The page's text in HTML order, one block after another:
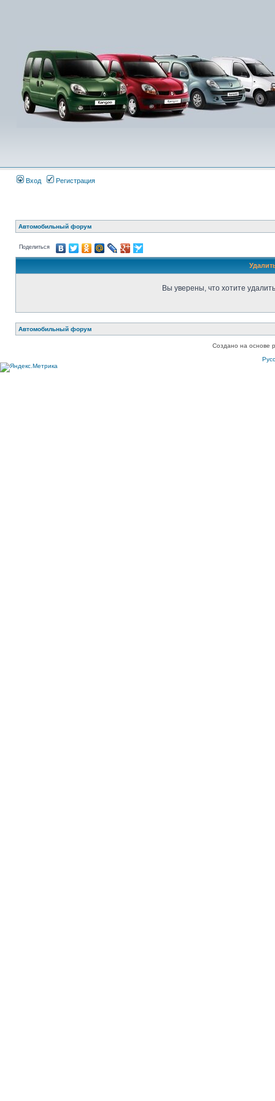
Вход Регистрация
Автомобильный форум
Поделиться
Вы уверены, что хотите
Автомобильный форум
Создано на основе